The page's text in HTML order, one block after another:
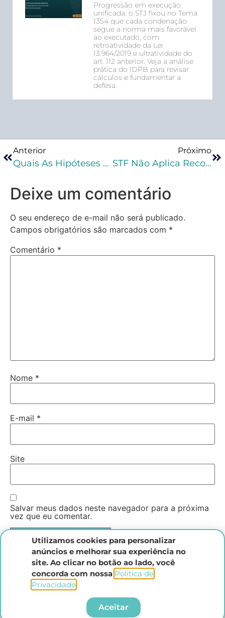
Progressão em execução
unificada: o STJ fixou no Tema
1354 que cada condenação
segue a norma mais favorável
ao executado, com
retroatividade da Lei
13.964/2019 e ultratividade do
art. 112 anterior. Veja a análise
prática do IDPB para revisar
cálculos e fundamentar a
defesa.
Anterior
Quais As Hipóteses De Cabimento Do Recurso De Apelação No Processo Penal?
Próximo
STF Não Aplica Recomendação 62 Do CNJ Por Falta De Declaração Médica
Deixe um comentário
O seu endereço de e-mail não será publicado.
Campos obrigatórios são marcados com *
Comentário *
Nome *
E-mail *
Site
Salvar meus dados neste navegador para a próxima
vez que eu comentar.
Instituto Direito Penal Brasileiro
Todos os direitos reservados
Utilizamos cookies para personalizar
anúncios e melhorar sua experiência no
site. Ao clicar no botão ao lado, você
concorda com nossa Política de
Privacidade.​
Aceitar